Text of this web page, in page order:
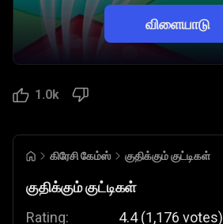
விளையாடு
1.0k
கிரேசி கேம்ஸ் குதிக்கும் குட்டிகள்
குதிக்கும் குட்டிகள்
Rating:
4.4 (1,176 votes)